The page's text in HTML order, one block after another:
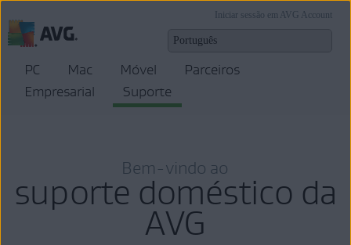
Iniciar sessão em AVG Account
PC Mac Móvel
Parceiros
Empresarial
Suporte
Bem-vindo ao
suporte doméstico da
AVG